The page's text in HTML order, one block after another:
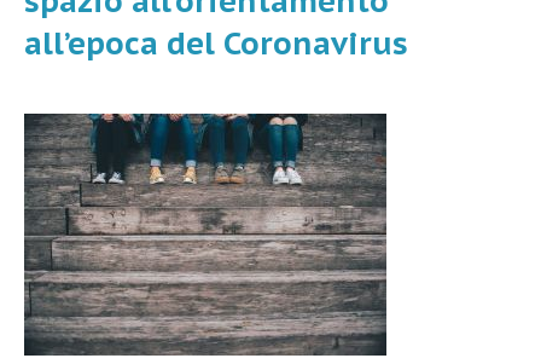
all’epoca del Coronavirus